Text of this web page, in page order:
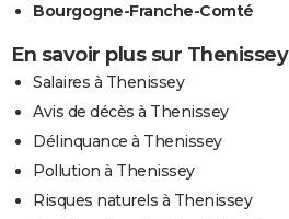
Bourgogne-Franche-Comté
En savoir plus sur Thenissey
Salaires à Thenissey
Avis de décès à Thenissey
Délinquance à Thenissey
Pollution à Thenissey
Risques naturels à Thenissey